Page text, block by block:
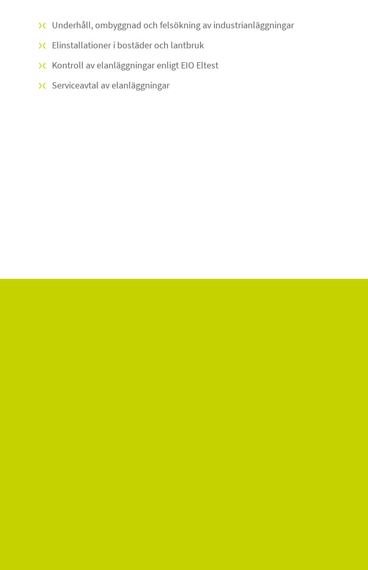
Underhåll, ombyggnad och felsökning av industrianläggningar
Elinstallationer i bostäder och lantbruk
Kontroll av elanläggningar enligt EIO Eltest
Serviceavtal av elanläggningar